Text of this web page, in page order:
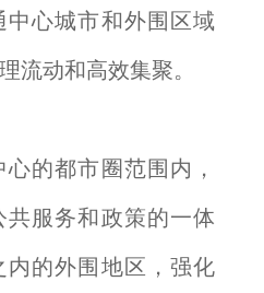
心城市和外围区域
流动和高效集聚。
的都市圈范围内，
服务和政策的一体
的外围地区，强化